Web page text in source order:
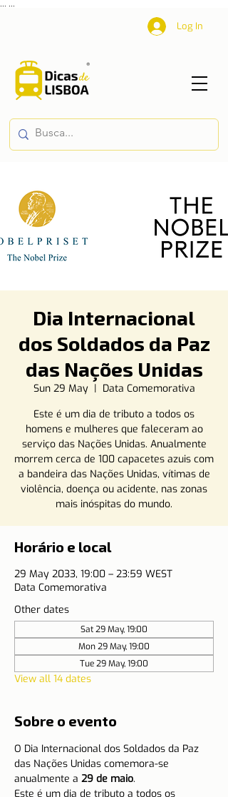
Log In
Dia Internacional
dos Soldados da Paz
das Nações Unidas
Sun 29 May
  |
Data Comemorativa
Este é um dia de tributo a todos os
homens e mulheres que faleceram ao
serviço das Nações Unidas. Anualmente
morrem cerca de 100 capacetes azuis com
a bandeira das Nações Unidas, vítimas de
violência, doença ou acidente, nas zonas
mais inóspitas do mundo.
Horário e local
29 May 2033, 19:00 – 23:59 WEST
Data Comemorativa
Other dates
Sat 29 May, 19:00
Mon 29 May, 19:00
Tue 29 May, 19:00
View all 14 dates
Sobre o evento
O Dia Internacional dos Soldados da Paz
das Nações Unidas comemora-se
anualmente a 29 de maio.
Este é um dia de tributo a todos os